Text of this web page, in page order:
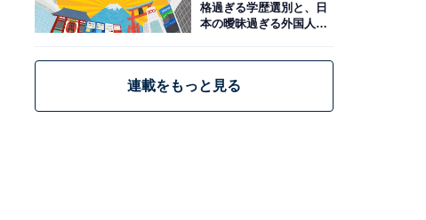
格過ぎる学歴選別と、日
本の曖昧過ぎる外国人政
連載をもっと見る